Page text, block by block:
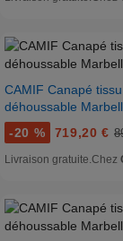
CAMIF Canapé
déhoussable
-20 % 719,20 €
Livraison gratuite.Chez